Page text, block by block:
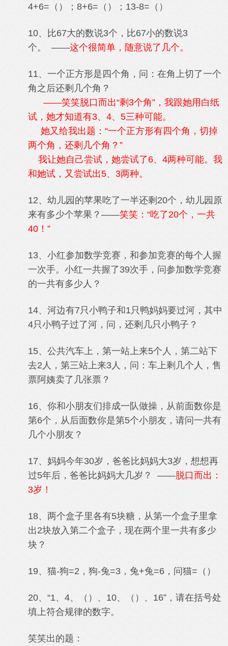
4+6=（）；8+6=（）；13-8=（）
10、比67大的数说3个，比67小的数说3
个。 ——这个很简单，随意说了几个。
11、一个正方形是四个角，问：在角上切了一个
角之后还剩几个角？
——笑笑脱口而出“剩3个角”，我跟她用白纸
试，她才知道有3、4、5三种可能。
她又给我出题：“一个正方形有四个角，切掉
两个角，还剩几个角？”
我让她自己尝试，她尝试了6、4两种可能。我
和她试，又尝试出5、3两种。
12、幼儿园的苹果吃了一半还剩20个，幼儿园原
来有多少个苹果？——笑笑：“吃了20个，一共
40！”
13、小红参加数学竞赛，和参加竞赛的每个人握
一次手。小红一共握了39次手，问参加数学竞赛
的一共有多少人？
14、河边有7只小鸭子和1只鸭妈妈要过河，其中
4只小鸭子过了河，问，还剩几只小鸭子？
15、公共汽车上，第一站上来5个人，第二站下
去2人，第三站上来3人，问：车上剩几个人，售
票阿姨卖了几张票？
16、你和小朋友们排成一队做操，从前面数你是
第6个，从后面数你是第5个小朋友，请问一共有
几个小朋友？
17、妈妈今年30岁，爸爸比妈妈大3岁，想想再
过5年后，爸爸比妈妈大几岁？ ——脱口而出：
3岁！
18、两个盒子里各有5块糖，从第一个盒子里拿
出2块放入第二个盒子，现在两个里一共有多少
块？
19、猫-狗=2，狗-兔=3，兔+兔=6，问猫=（）
20、“1、4、（）、10、（）、16”，请在括号处
填上符合规律的数字。
笑笑出的题：